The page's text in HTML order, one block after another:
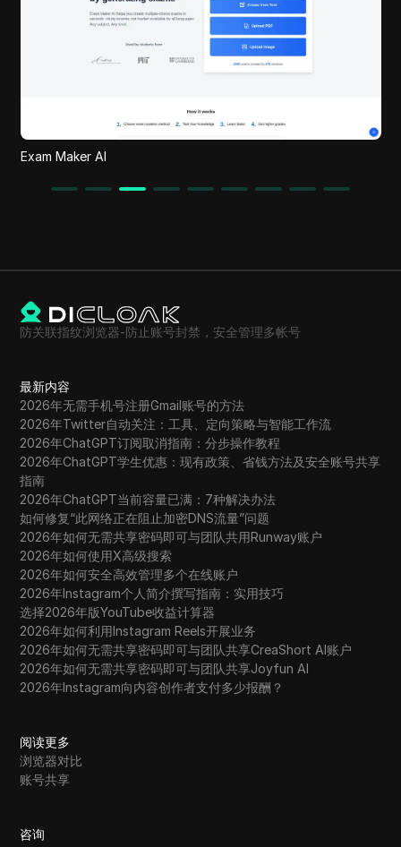
Exam Maker AI
防关联指纹浏览器-防止账号封禁，安全管理多帐号
最新内容
2026年无需手机号注册Gmail账号的方法
2026年Twitter自动关注：工具、定向策略与智能工作流
2026年ChatGPT订阅取消指南：分步操作教程
2026年ChatGPT学生优惠：现有政策、省钱方法及安全账号共享
指南
2026年ChatGPT当前容量已满：7种解决办法
如何修复“此网络正在阻止加密DNS流量”问题
2026年如何无需共享密码即可与团队共用Runway账户
2026年如何使用X高级搜索
2026年如何安全高效管理多个在线账户
2026年Instagram个人简介撰写指南：实用技巧
选择2026年版YouTube收益计算器
2026年如何利用Instagram Reels开展业务
2026年如何无需共享密码即可与团队共享CreaShort AI账户
2026年如何无需共享密码即可与团队共享Joyfun AI
2026年Instagram向内容创作者支付多少报酬？
阅读更多
浏览器对比
账号共享
咨询